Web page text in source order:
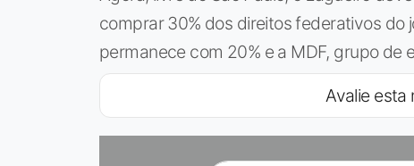
comprar 30% dos direitos federativos do
permanece com 20% e a MDF, grupo de
Avalie esta